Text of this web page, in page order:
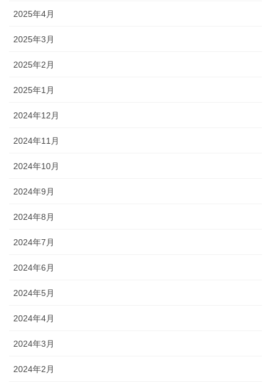
2025年4月
2025年3月
2025年2月
2025年1月
2024年12月
2024年11月
2024年10月
2024年9月
2024年8月
2024年7月
2024年6月
2024年5月
2024年4月
2024年3月
2024年2月